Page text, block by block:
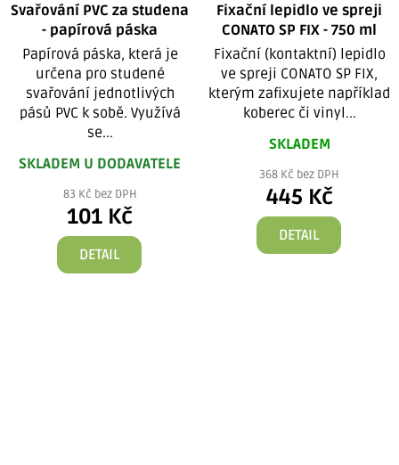
Svařování PVC za studena
- papírová páska
Papírová páska, která je
určena pro studené
svařování jednotlivých
pásů PVC k sobě. Využívá
se...
SKLADEM U DODAVATELE
83 Kč bez DPH
101 Kč
DETAIL
Fixační lepidlo ve spreji
CONATO SP FIX - 750 ml
Fixační (kontaktní) lepidlo
ve spreji CONATO SP FIX,
kterým zafixujete například
koberec či vinyl...
SKLADEM
368 Kč bez DPH
445 Kč
DETAIL